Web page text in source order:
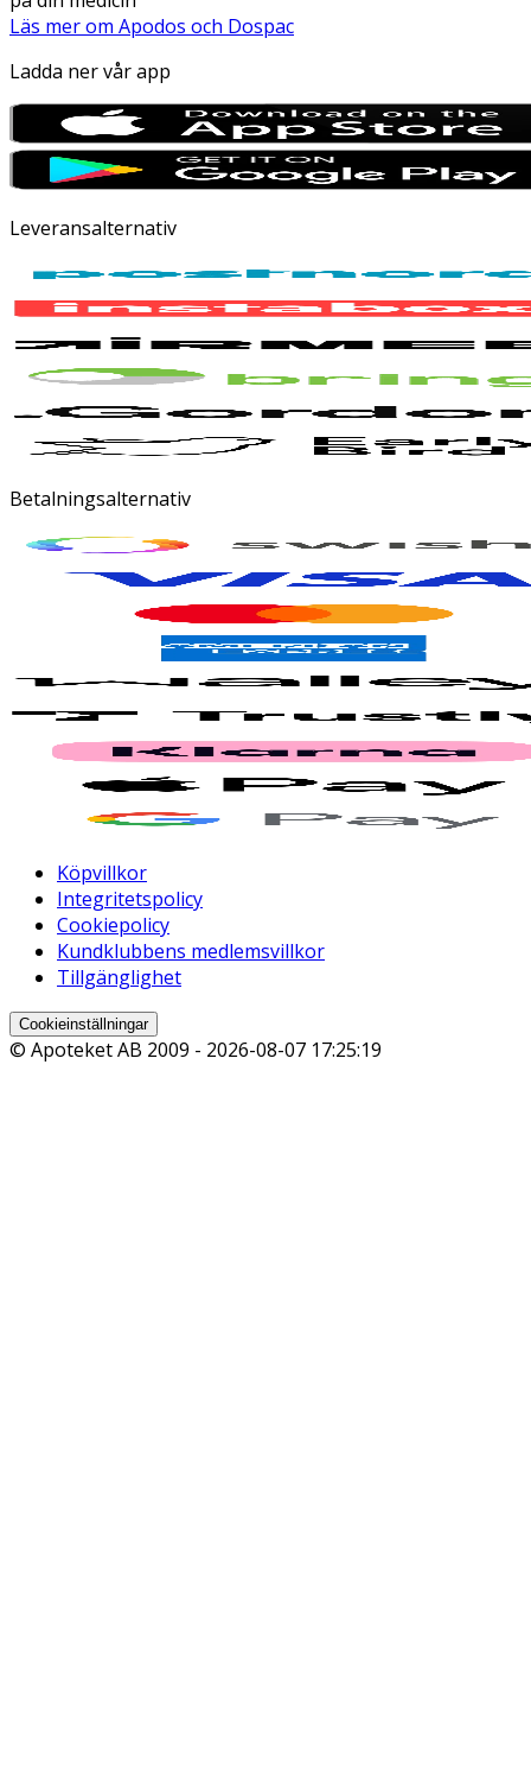
Läs mer om Apodos och Dospac
Ladda ner vår app
Leveransalternativ
Betalningsalternativ
Köpvillkor
Integritetspolicy
Cookiepolicy
Kundklubbens medlemsvillkor
Tillgänglighet
Cookieinställningar
© Apoteket AB 2009 - 2026-08-07 17:25:19